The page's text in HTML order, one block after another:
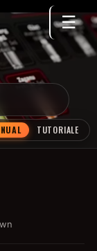
☰
TUTORIALE